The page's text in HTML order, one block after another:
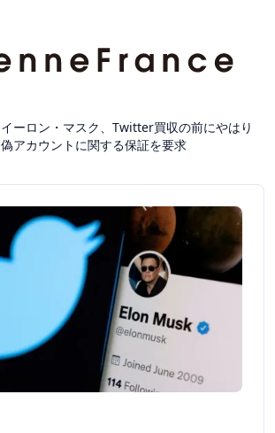
イーロン・マスク、Twitter買収の前にやはり
偽アカウントに関する保証を要求